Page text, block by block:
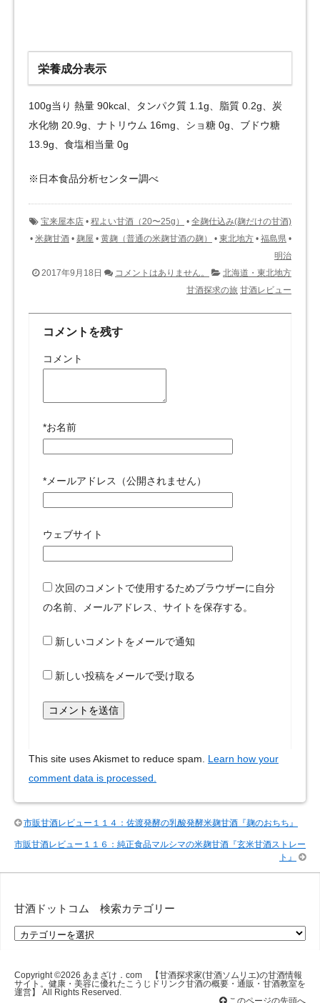
栄養成分表示
100g当り 熱量 90kcal、タンパク質 1.1g、脂質 0.2g、炭
水化物 20.9g、ナトリウム 16mg、ショ糖 0g、ブドウ糖
13.9g、食塩相当量 0g
※日本食品分析センター調べ
宝来屋本店 • 程よい甘酒（20〜25g） • 全麹仕込み(麹だけの甘酒)
• 米麹甘酒 • 麹屋 • 黄麹（普通の米麹甘酒の麹） • 東北地方 • 福島県 •
明治
2017年9月18日
コメントはありません。
北海道・東北地方
甘酒探求の旅 甘酒レビュー
コメントを残す
コメント
*お名前
* メールアドレス（公開されません）
ウェブサイト
次回のコメントで使用するためブラウザーに自分
の名前、メールアドレス、サイトを保存する。
新しいコメントをメールで通知
新しい投稿をメールで受け取る
This site uses Akismet to reduce spam. Learn how your
comment data is processed.
市販甘酒レビュー１１４：佐渡発酵の乳酸発酵米麹甘酒『麹のおちち』
市販甘酒レビュー１１６：純正食品マルシマの米麹甘酒『玄米甘酒ストレー
ト』
甘酒ドットコム 検索カテゴリー
甘
ッ
ト
Copyright ©2026 あまざけ．com 【甘酒探求家(甘酒ソムリエ)の甘酒情報
サイト。健康・美容に優れたこうじドリンク甘酒の概要・通販・甘酒教室を
運営】
All Rights Reserved.
このページの先頭へ